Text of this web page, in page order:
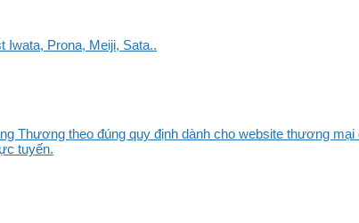
Iwata, Prona, Meiji, Sata..
Thương theo đúng quy định dành cho website thương
tuyến.